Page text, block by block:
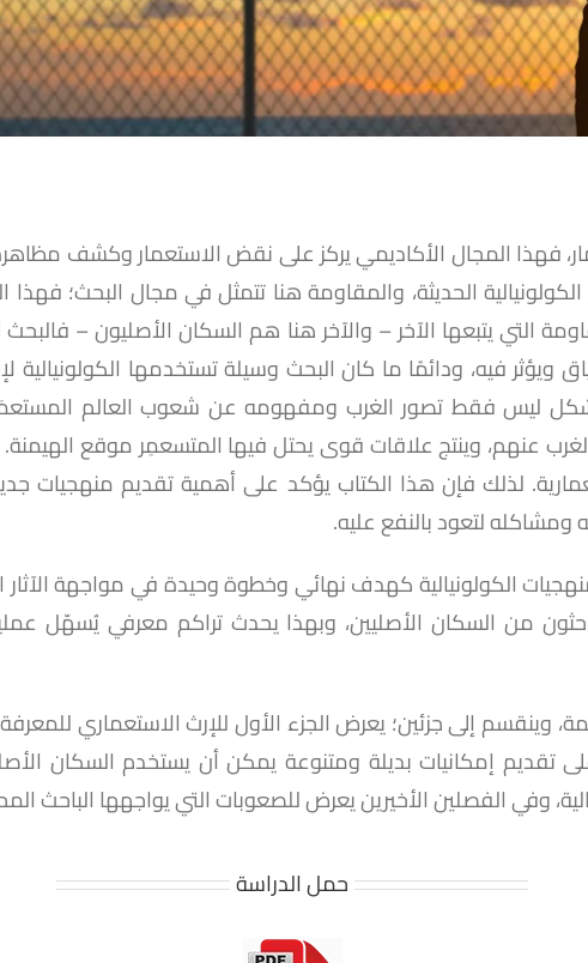
فهذا المجال الأكاديمي يركز على نقض الاستعمار وكشف
الحديثة، والمقاومة هنا تتمثل في مجال البحث؛
يتبعها الآخر – والآخر هنا هم السكان الأصليون –
فيه، ودائمًا ما كان البحث وسيلة تستخدمها
ليس فقط تصور الغرب ومفهومه عن شعوب العالم
عنهم، وينتج علاقات قوى يحتل فيها المتسعمِر موقع
لذلك فإن هذا الكتاب يؤكد على أهمية تقديم منهجيات
لتعود بالنفع عليه.
الكولونيالية كهدف نهائي وخطوة وحيدة في مواجهة الآثار
من السكان الأصليين، وبهذا يحدث تراكم معرفي يُسهّل
إلى جزئين؛ يعرض الجزء الأول للإرث الاستعماري للمعرفة
تقديم إمكانيات بديلة ومتنوعة يمكن أن يستخدم السكان
وفي الفصلين الأخيرين يعرض للصعوبات التي يواجهها الباحث
حمل الدراسة